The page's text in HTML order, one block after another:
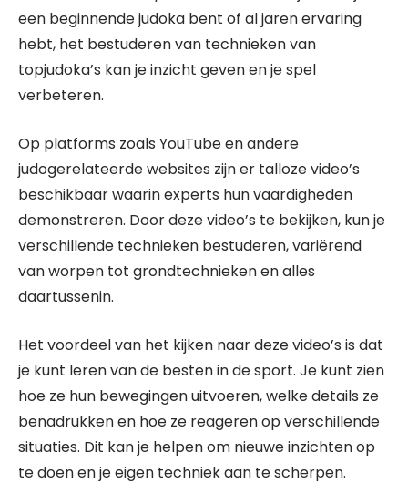
een beginnende judoka bent of al jaren ervaring
hebt, het bestuderen van technieken van
topjudoka’s kan je inzicht geven en je spel
verbeteren.
Op platforms zoals YouTube en andere
judogerelateerde websites zijn er talloze video’s
beschikbaar waarin experts hun vaardigheden
demonstreren. Door deze video’s te bekijken, kun je
verschillende technieken bestuderen, variërend
van worpen tot grondtechnieken en alles
daartussenin.
Het voordeel van het kijken naar deze video’s is dat
je kunt leren van de besten in de sport. Je kunt zien
hoe ze hun bewegingen uitvoeren, welke details ze
benadrukken en hoe ze reageren op verschillende
situaties. Dit kan je helpen om nieuwe inzichten op
te doen en je eigen techniek aan te scherpen.